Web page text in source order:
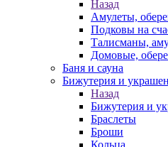
Назад
Амулеты,
Подковы на
Талисманы,
Домовые,
Баня и сауна
Бижутерия и
Назад
Бижутерия и
Браслеты
Броши
Кольца